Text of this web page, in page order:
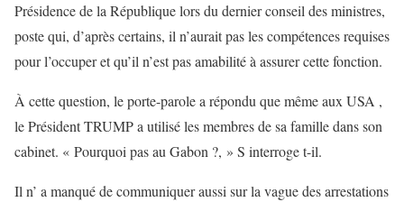
Présidence de la République lors du dernier conseil des ministres,
poste qui, d’après certains, il n’aurait pas les compétences requises
pour l’occuper et qu’il n’est pas amabilité à assurer cette fonction.
À cette question, le porte-parole a répondu que même aux USA ,
le Président TRUMP a utilisé les membres de sa famille dans son
cabinet. « Pourquoi pas au Gabon ?, » S interroge t-il.
Il n’ a manqué de communiquer aussi sur la vague des arrestations